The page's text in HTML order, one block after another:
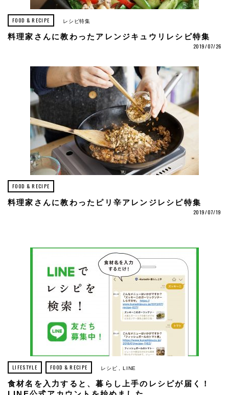
FOOD & RECIPE レシピ特集
料理家さんに教わったアレンジキュウリレシピ特集
2019/07/26
FOOD & RECIPE
料理家さんに教わったピリ辛アレンジレシピ特集
2019/07/19
LIFESTYLE FOOD & RECIPE レシピ LINE
食材名を入力すると、暮らし上手のレシピが届く！